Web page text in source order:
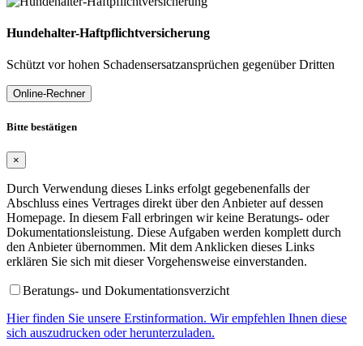
Hundehalter-Haftpflichtversicherung
Schützt vor hohen Schadensersatzansprüchen gegenüber Dritten
Online-Rechner
Bitte bestätigen
×
Durch Verwendung dieses Links erfolgt gegebenenfalls der
Abschluss eines Vertrages direkt über den Anbieter auf dessen
Homepage. In diesem Fall erbringen wir keine Beratungs- oder
Dokumentationsleistung. Diese Aufgaben werden komplett durch
den Anbieter übernommen. Mit dem Anklicken dieses Links
erklären Sie sich mit dieser Vorgehensweise einverstanden.
Beratungs- und Dokumentationsverzicht
Hier finden Sie unsere Erstinformation. Wir empfehlen Ihnen diese
sich auszudrucken oder herunterzuladen.